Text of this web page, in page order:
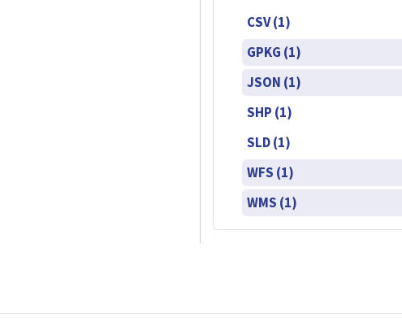
CSV (1)
GPKG (1)
JSON (1)
SHP (1)
SLD (1)
WFS (1)
WMS (1)